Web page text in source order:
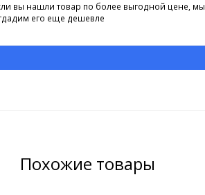
вы нашли товар по более выгодной цене, мы
его еще дешевле
Похожие товары